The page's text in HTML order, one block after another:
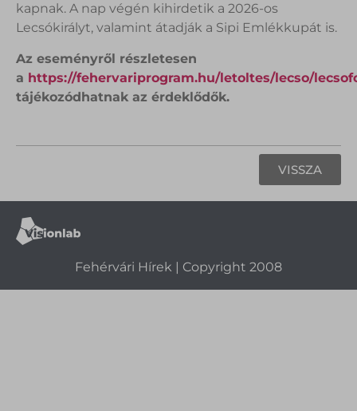
kapnak. A nap végén kihirdetik a 2026-os
Lecsókirályt, valamint átadják a Sipi Emlékkupát is.
Az eseményről részletesen
a https://fehervariprogram.hu/letoltes/lecso/
tájékozódhatnak az érdeklődők.
VISSZA
Fehérvári Hírek | Copyright 2008